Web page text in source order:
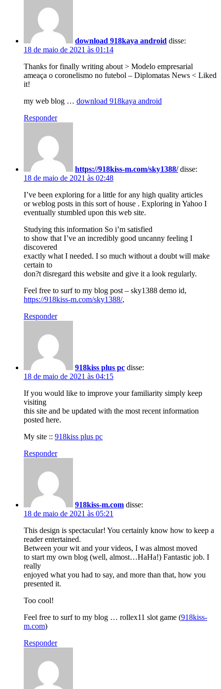
download 918kaya android disse:
18 de maio de 2021 às 01:14
Thanks for finally writing about > Modelo empresarial
ameaça o coronelismo no futebol – Diplomatas News < Liked
it!
my web blog … download 918kaya android
Responder
https://918kiss-m.com/sky1388/ disse:
18 de maio de 2021 às 02:48
I’ve been exploring for a little for any high quality articles
or weblog posts in this sort of house . Exploring in Yahoo I
eventually stumbled upon this web site.
Studying this information So i’m satisfied
to show that I’ve an incredibly good uncanny feeling I
discovered
exactly what I needed. I so much without a doubt will make
certain to
don?t disregard this website and give it a look regularly.
Feel free to surf to my blog post – sky1388 demo id,
https://918kiss-m.com/sky1388/,
Responder
918kiss plus pc disse:
18 de maio de 2021 às 04:15
If you would like to improve your familiarity simply keep
visiting
this site and be updated with the most recent information
posted here.
My site :: 918kiss plus pc
Responder
918kiss-m.com disse:
18 de maio de 2021 às 05:21
This design is spectacular! You certainly know how to keep a
reader entertained.
Between your wit and your videos, I was almost moved
to start my own blog (well, almost…HaHa!) Fantastic job. I
really
enjoyed what you had to say, and more than that, how you
presented it.
Too cool!
Feel free to surf to my blog … rollex11 slot game (918kiss-
m.com)
Responder